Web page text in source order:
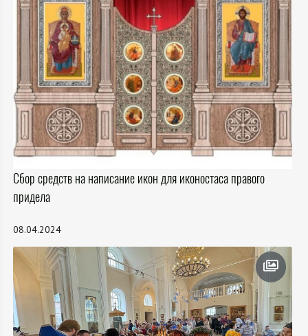
Сбор средств на написание икон для иконостаса правого
придела
08.04.2024